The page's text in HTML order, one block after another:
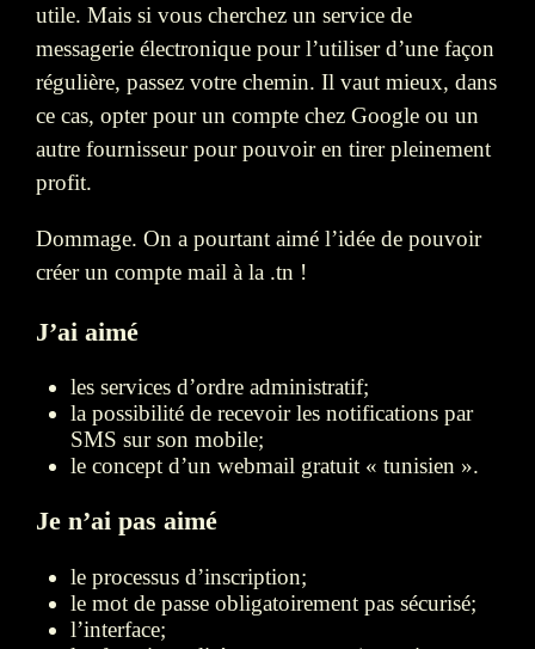
utile. Mais si vous cherchez un service de
messagerie électronique pour l’utiliser d’une façon
régulière, passez votre chemin. Il vaut mieux, dans
ce cas, opter pour un compte chez Google ou un
autre fournisseur pour pouvoir en tirer pleinement
profit.
Dommage. On a pourtant aimé l’idée de pouvoir
créer un compte mail à la .tn !
J’ai aimé
les services d’ordre administratif;
la possibilité de recevoir les notifications par
SMS sur son mobile;
le concept d’un webmail gratuit « tunisien ».
Je n’ai pas aimé
le processus d’inscription;
le mot de passe obligatoirement pas sécurisé;
l’interface;